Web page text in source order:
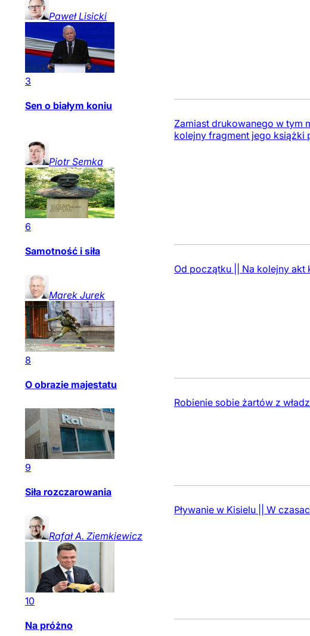
Paweł Lisicki
3
Sen o białym koniu
Zamiast drukowanego w tym
kolejny fragment jego książki
Piotr Semka
6
Samotność i siła
Od początku || Na kolejny
Marek Jurek
8
O obrazie majestatu
Robienie sobie żartów z
9
Siła rozczarowania
Pływanie w Kisielu || W
Rafał A. Ziemkiewicz
10
Na próżno